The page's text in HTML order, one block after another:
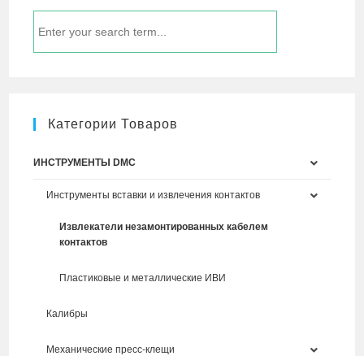
Категории Товаров
ИНСТРУМЕНТЫ DMC
Инструменты вставки и извлечения контактов
Извлекатели незамонтированных кабелем
контактов
Пластиковые и металлические ИВИ
Калибры
Механические пресс-клещи